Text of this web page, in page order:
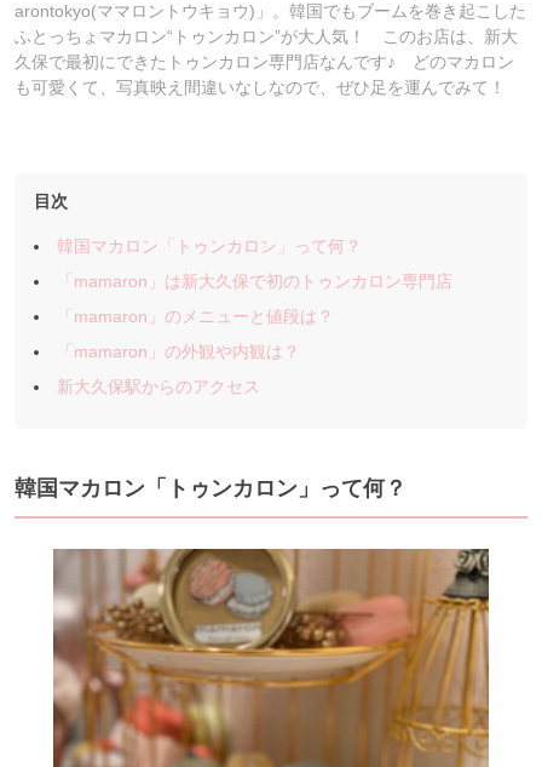
arontokyo(ママロントウキョウ)」。韓国でもブームを巻き起こした
ふとっちょマカロン“トゥンカロン”が大人気！ このお店は、新大
久保で最初にできたトゥンカロン専門店なんです♪ どのマカロン
も可愛くて、写真映え間違いなしなので、ぜひ足を運んでみて！
目次
韓国マカロン「トゥンカロン」って何？
「mamaron」は新大久保で初のトゥンカロン専門店
「mamaron」のメニューと値段は？
「mamaron」の外観や内観は？
新大久保駅からのアクセス
韓国マカロン「トゥンカロン」って何？